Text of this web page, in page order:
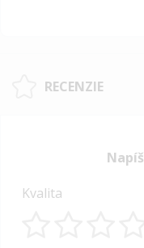
RECENZIE
Kvalita